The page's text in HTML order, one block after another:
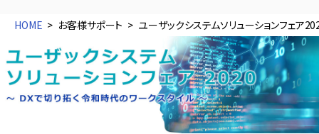
HOME お客様サポート ユーザックシステムソリューションフェア